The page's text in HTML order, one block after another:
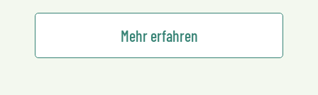
Mehr erfahren